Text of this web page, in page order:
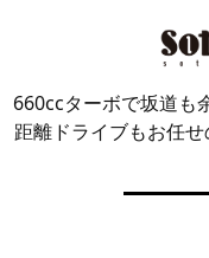
660ccターボで坂道
距離ドライブもお任